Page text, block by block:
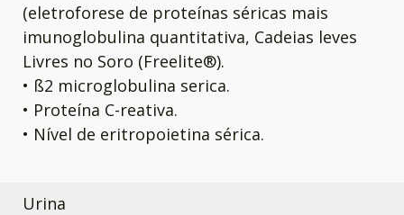
(eletroforese de proteínas séricas mais
imunoglobulina quantitativa, Cadeias leves
Livres no Soro (Freelite®).
• ß2 microglobulina serica.
• Proteína C-reativa.
• Nível de eritropoietina sérica.
Urina